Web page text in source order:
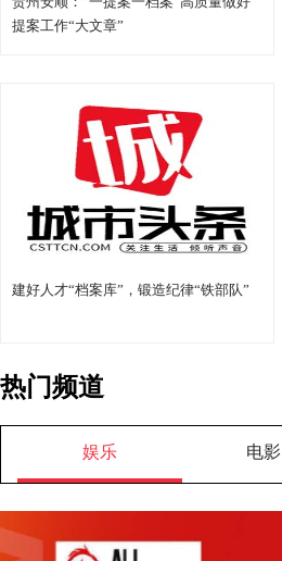
提案工作“大文章”
建好人才“档案库”，锻造纪律“铁部队”
热门频道
娱乐 电影